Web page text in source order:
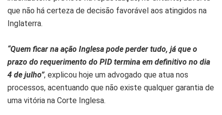
que não há certeza de decisão favorável aos atingidos na
Inglaterra.
“Quem ficar na ação Inglesa pode perder tudo, já que o
prazo do requerimento do PID termina em definitivo no dia
4 de julho”, explicou hoje um advogado que atua nos
processos, acentuando que não existe qualquer garantia de
uma vitória na Corte Inglesa.